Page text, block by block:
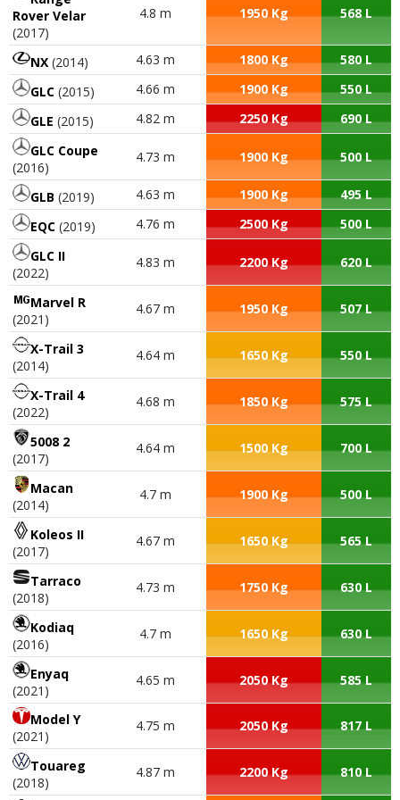
Rover Velar
(2017)
4.8 m 1950 Kg 568 L
NX (2014) 4.63 m 1800 Kg
580 L
GLC (2015) 4.66 m 1900 Kg
550 L
GLE (2015) 4.82 m 2250 Kg
690 L
GLC Coupe
(2016)
4.73 m 1900 Kg 500 L
GLB (2019) 4.63 m 1900 Kg
495 L
EQC (2019) 4.76 m 2500 Kg
500 L
GLC II
(2022)
4.83 m 2200 Kg 620 L
Marvel R
(2021)
4.67 m 1950 Kg 507 L
X-Trail 3
(2014)
4.64 m 1650 Kg 550 L
X-Trail 4
(2022)
4.68 m 1850 Kg 575 L
5008 2
(2017)
4.64 m 1500 Kg 700 L
Macan
(2014)
4.7 m 1900 Kg 500 L
Koleos II
(2017)
4.67 m 1650 Kg 565 L
Tarraco
(2018)
4.73 m 1750 Kg 630 L
Kodiaq
(2016)
4.7 m 1650 Kg 630 L
Enyaq
(2021)
4.65 m 2050 Kg 585 L
Model Y
(2021)
4.75 m 2050 Kg 817 L
Touareg
(2018)
4.87 m 2200 Kg 810 L